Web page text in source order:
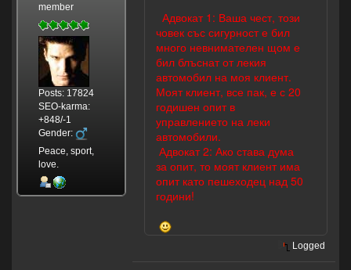
member
Posts: 17824
SEO-karma:
+848/-1
Gender:
Peace, sport,
love.
Адвокат 1: Ваша чест, този
човек със сигурност е бил
много невнимателен щом е
бил блъснат от лекия
автомобил на моя клиент.
Моят клиент, все пак, е с 20
годишен опит в
управлението на леки
автомобили.
Адвокат 2: Ако става дума
за опит, то моят клиент има
опит като пешеходец над 50
години!
Logged